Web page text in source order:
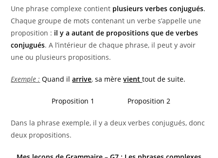
Une phrase complexe contient plusieurs verbes conjugués.
Chaque groupe de mots contenant un verbe s’appelle une
proposition : il y a autant de propositions que de verbes
conjugués. A l’intérieur de chaque phrase, il peut y avoir
une ou plusieurs propositions.
Exemple : Quand ilarrive,sa mèrevienttout de suite.
Proposition 1 Proposition 2
Dans la phrase exemple, il y a deux verbes conjugués, donc
deux propositions.